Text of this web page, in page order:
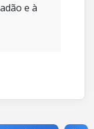
e à